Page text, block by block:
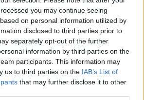
you may continue seeing
on personal information utilized by
disclosed to third parties prior to
separately opt-out of the further
information by third parties on the
participants. This information may
us to third parties on the IAB’s List of
that may further disclose it to other